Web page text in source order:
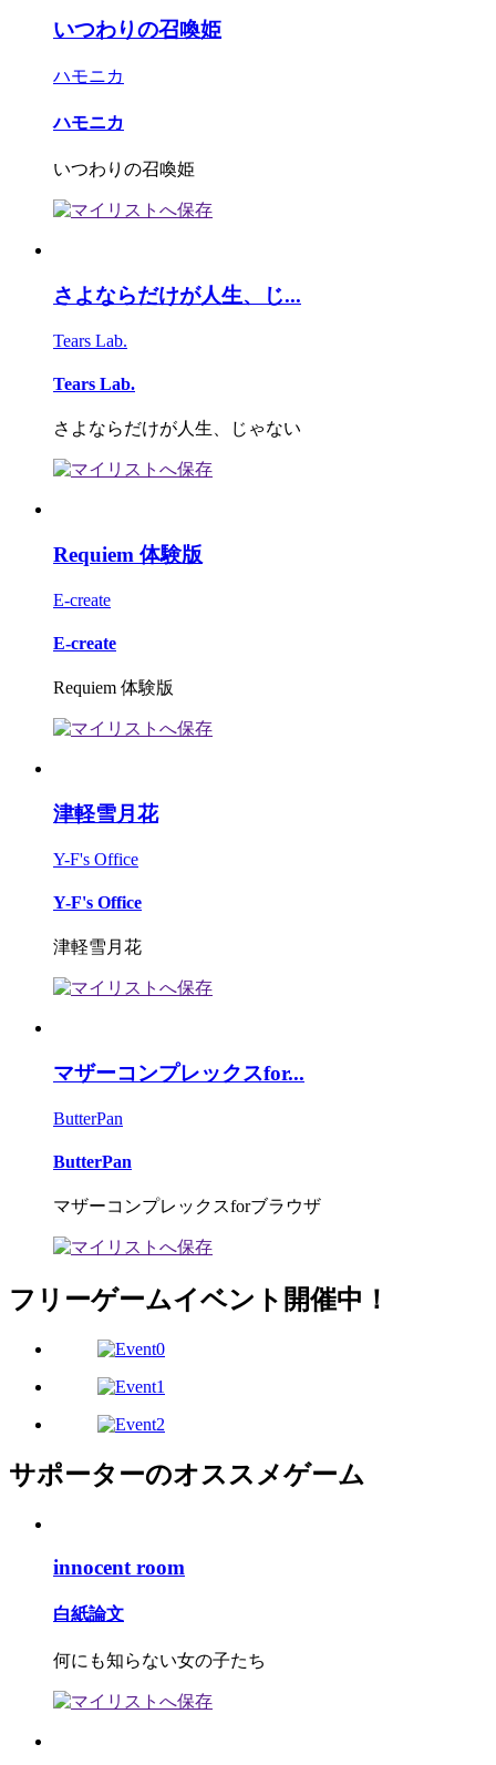
いつわりの召喚姫
ハモニカ
ハモニカ
いつわりの召喚姫
さよならだけが人生、じ...
Tears Lab.
Tears Lab.
さよならだけが人生、じゃない
Requiem 体験版
E-create
E-create
Requiem 体験版
津軽雪月花
Y-F's Office
Y-F's Office
津軽雪月花
マザーコンプレックスfor...
ButterPan
ButterPan
マザーコンプレックスforブラウザ
フリーゲームイベント開催中！
サポーターのオススメゲーム
innocent room
白紙論文
何にも知らない女の子たち